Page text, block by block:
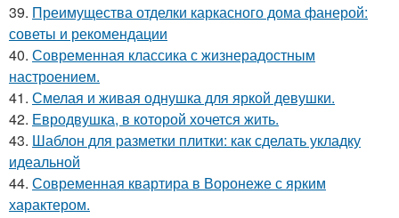
39. Преимущества отделки каркасного дома фанерой:
советы и рекомендации
40. Современная классика с жизнерадостным
настроением.
41. Смелая и живая однушка для яркой девушки.
42. Евродвушка, в которой хочется жить.
43. Шаблон для разметки плитки: как сделать укладку
идеальной
44. Современная квартира в Воронеже с ярким
характером.